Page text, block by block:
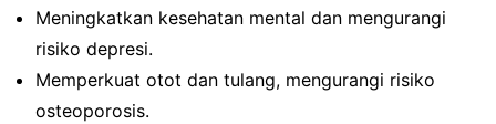
Meningkatkan kesehatan mental dan mengurangi
risiko depresi.
Memperkuat otot dan tulang, mengurangi risiko
osteoporosis.